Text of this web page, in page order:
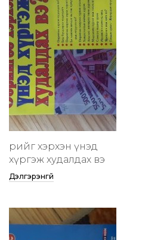
өөрийгөө хэрхэн үнэд
хүргэж худалдах вэ
Дэлгэрэнгүй